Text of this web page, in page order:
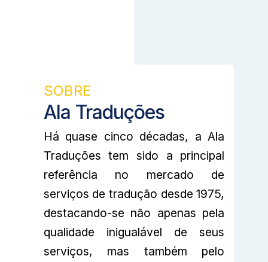
SOBRE
Ala Traduções
Há quase cinco décadas, a Ala
Traduções tem sido a principal
referência no mercado de
serviços de tradução desde 1975,
destacando-se não apenas pela
qualidade inigualável de seus
serviços, mas também pelo